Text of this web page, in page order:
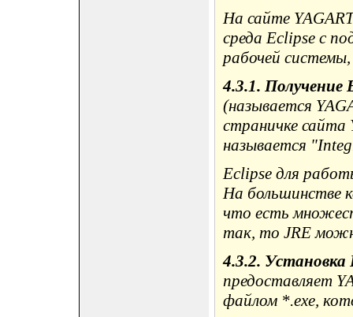
На сайте
среда Eclipse с
рабочей
4.3.1. Получение
(называется
страничке сайта
называется
Eclipse для
На большинстве
что есть
так, то JRE
4.3.2. Установка
предоставляет
файлом *.exe,